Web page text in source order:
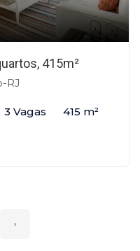
415m²
RJ
3 Vagas 415 m²
›